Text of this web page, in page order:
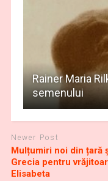
Rainer Maria
semenului
Newer Post
Mulțumiri noi din țară
Grecia pentru
Elisabeta